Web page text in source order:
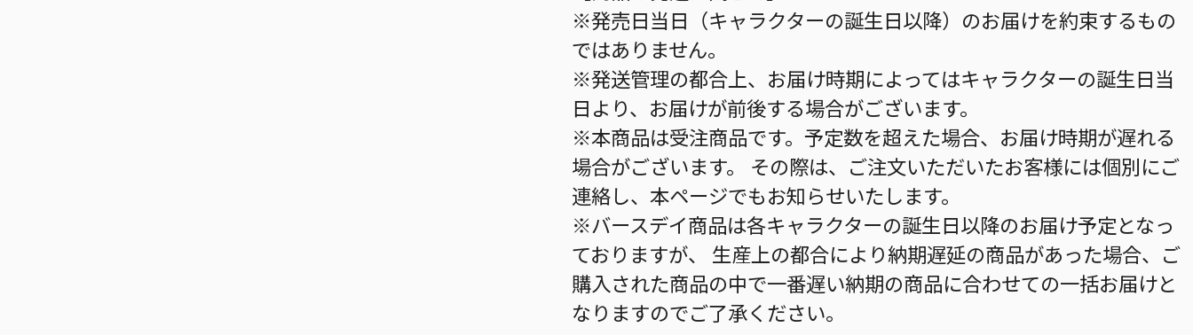
※発売日当日（キャラクターの誕生日以降）のお届けを約束するもの
ではありません。
※発送管理の都合上、お届け時期によってはキャラクターの誕生日当
日より、お届けが前後する場合がございます。
※本商品は受注商品です。予定数を超えた場合、お届け時期が遅れる
場合がございます。 その際は、ご注文いただいたお客様には個別にご
連絡し、本ページでもお知らせいたします。
※バースデイ商品は各キャラクターの誕生日以降のお届け予定となっ
ておりますが、 生産上の都合により納期遅延の商品があった場合、ご
購入された商品の中で一番遅い納期の商品に合わせての一括お届けと
なりますのでご了承ください。